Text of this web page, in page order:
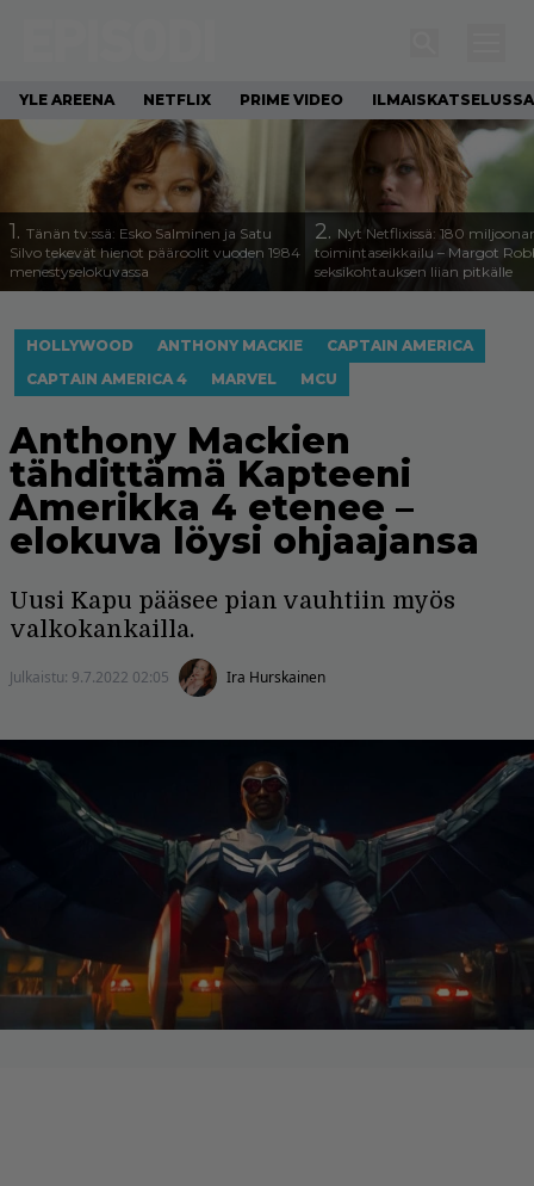
YLE AREENA NETFLIX PRIME VIDEO ILMAISKATSELUSSA
1. Tänän tv:ssä: Esko Salminen ja Satu
Silvo tekevät hienot pääroolit vuoden 1984
menestyselokuvassa
2. Nyt Netflixissä: 180
toimintaseikkailu – Margot
seksikohtauksen liian pitkälle
HOLLYWOOD ANTHONY MACKIE
CAPTAIN AMERICA
CAPTAIN AMERICA 4
MARVEL MCU
Anthony Mackien
tähdittämä Kapteeni
Amerikka 4 etenee –
elokuva löysi ohjaajansa
Uusi Kapu pääsee pian vauhtiin myös
valkokankailla.
Julkaistu: 9.7.2022 02:05 Ira Hurskainen